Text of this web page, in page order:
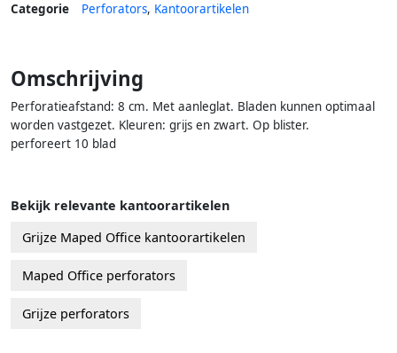
Categorie Perforators, Kantoorartikelen
Omschrijving
Perforatieafstand: 8 cm. Met aanleglat. Bladen kunnen optimaal
worden vastgezet. Kleuren: grijs en zwart. Op blister.
perforeert 10 blad
Bekijk relevante kantoorartikelen
Grijze Maped Office kantoorartikelen
Maped Office perforators
Grijze perforators